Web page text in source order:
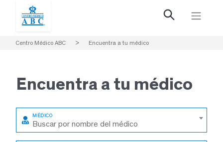
Centro Médico ABC > Encuentra a tu médico
Encuentra a tu médico
Buscar por nombre del médico